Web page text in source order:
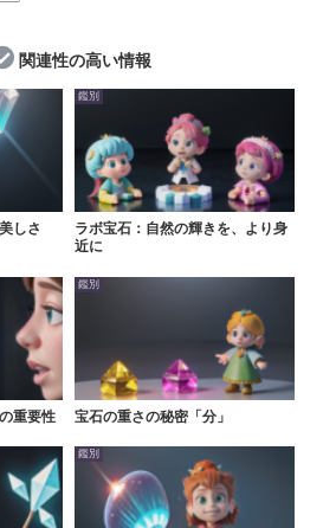
関連性の高い情報
しさ
鑑別
ラボ宝石：自然の輝きを、より身
近に
重要性
鑑別
宝石の重さの秘密「分」
鑑別